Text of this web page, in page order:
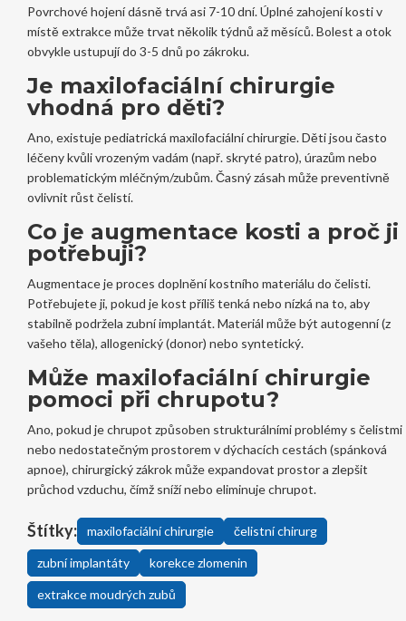
Povrchové hojení dásně trvá asi 7-10 dní. Úplné zahojení kosti v
místě extrakce může trvat několik týdnů až měsíců. Bolest a otok
obvykle ustupují do 3-5 dnů po zákroku.
Je maxilofaciální chirurgie
vhodná pro děti?
Ano, existuje pediatrická maxilofaciální chirurgie. Děti jsou často
léčeny kvůli vrozeným vadám (např. skryté patro), úrazům nebo
problematickým mléčným/zubům. Časný zásah může preventivně
ovlivnit růst čelistí.
Co je augmentace kosti a proč ji
potřebuji?
Augmentace je proces doplnění kostního materiálu do čelisti.
Potřebujete ji, pokud je kost příliš tenká nebo nízká na to, aby
stabilně podržela zubní implantát. Materiál může být autogenní (z
vašeho těla), allogenický (donor) nebo syntetický.
Může maxilofaciální chirurgie
pomoci při chrupotu?
Ano, pokud je chrupot způsoben strukturálními problémy s čelistmi
nebo nedostatečným prostorem v dýchacích cestách (spánková
apnoe), chirurgický zákrok může expandovat prostor a zlepšit
průchod vzduchu, čímž sníží nebo eliminuje chrupot.
Štítky: maxilofaciální chirurgie čelistní chirurg
zubní implantáty korekce zlomenin
extrakce moudrých zubů